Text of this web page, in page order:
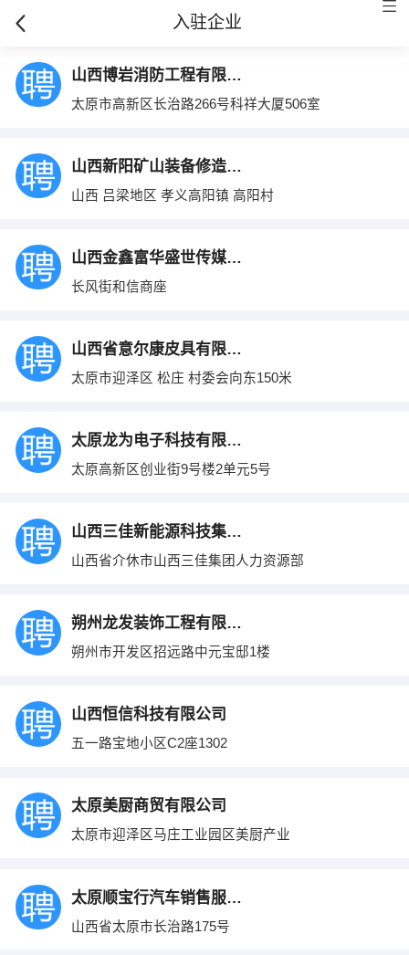
入驻企业
山西博岩消防工程有限公司
太原市高新区长治路266号科祥大厦506室
山西新阳矿山装备修造有限责任公司
山西 吕梁地区 孝义高阳镇 高阳村
山西金鑫富华盛世传媒有限公司
长风街和信商座
山西省意尔康皮具有限公司
太原市迎泽区 松庄 村委会向东150米
太原龙为电子科技有限公司
太原高新区创业街9号楼2单元5号
山西三佳新能源科技集团有限公司
山西省介休市山西三佳集团人力资源部
朔州龙发装饰工程有限公司
朔州市开发区招远路中元宝邸1楼
山西恒信科技有限公司
五一路宝地小区C2座1302
太原美厨商贸有限公司
太原市迎泽区马庄工业园区美厨产业
太原顺宝行汽车销售服务有限公司
山西省太原市长治路175号